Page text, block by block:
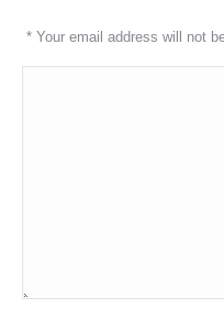
Your email address will not
*